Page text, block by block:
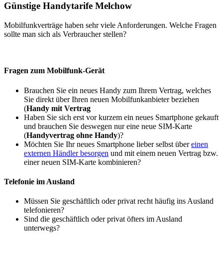
Günstige Handytarife Melchow
Mobilfunkverträge haben sehr viele Anforderungen. Welche Fragen
sollte man sich als Verbraucher stellen?
Fragen zum Mobilfunk-Gerät
Brauchen Sie ein neues Handy zum Ihrem Vertrag, welches
Sie direkt über Ihren neuen Mobilfunkanbieter beziehen
(Handy mit Vertrag
Haben Sie sich erst vor kurzem ein neues Smartphone gekauft
und brauchen Sie deswegen nur eine neue SIM-Karte
(Handyvertrag ohne Handy)?
Möchten Sie Ihr neues Smartphone lieber selbst übereinen
externen Händler besorgen und mit einem neuen Vertrag bzw.
einer neuen SIM-Karte kombinieren?
Telefonie im Ausland
Müssen Sie geschäftlich oder privat recht häufig ins Ausland
telefonieren?
Sind die geschäftlich oder privat öfters im Ausland
unterwegs?